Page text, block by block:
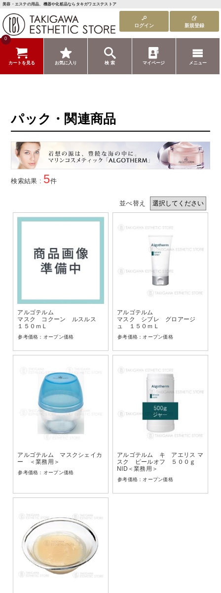
美容・エステの用品、機器や化粧品ならタキガワエステストア
ログイン 新規登録
0
カートを見る お気に入り 検 索 マイページ メニュー
パック・関連商品
検索結果 : 5件
並べ替え
アルゴテルム
マスク コクーン ルスルス
１５０ｍＬ
オープン価格
アルゴテルム
マスク シブレ グロアージ
ュ １５０ｍＬ
オープン価格
アルゴテルム マスクシェイカ
ー ＜業務用＞
オープン価格
アルゴテルム キ アエリス マ
スク ピールオフ ５００ｇ
NID＜業務用＞
オープン価格